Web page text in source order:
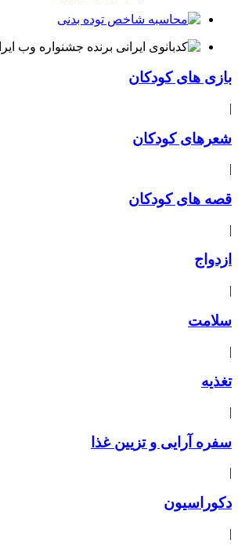
بازی های کودکان
|
شعرهای کودکان
|
قصه های کودکان
|
ازدواج
|
سلامت
|
تغذیه
|
سفره آرایی و تزیین غذا
|
دکوراسیون
|